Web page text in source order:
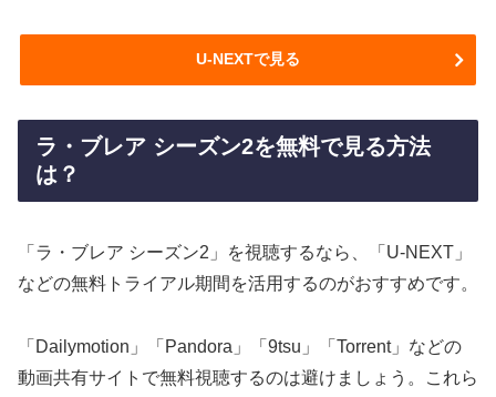
U-NEXTで見る
ラ・ブレア シーズン2を無料で見る方法
は？
「ラ・ブレア シーズン2」を視聴するなら、「U-NEXT」
などの無料トライアル期間を活用するのがおすすめです。
「Dailymotion」「Pandora」「9tsu」「Torrent」などの
動画共有サイトで無料視聴するのは避けましょう。これら